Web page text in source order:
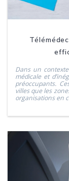
Dans un
médicale et
préoccupants.
villes que les
organisations en